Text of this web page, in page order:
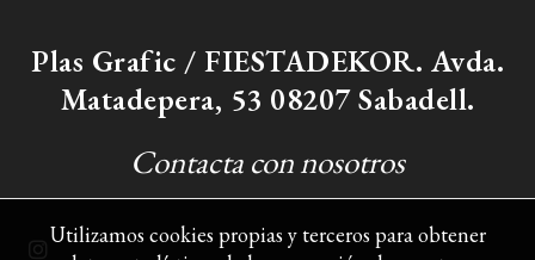
Plas Grafic / FIESTADEKOR. Avda.
Matadepera, 53 08207 Sabadell.
Contacta con nosotros
Utilizamos cookies propias y terceros para obtener